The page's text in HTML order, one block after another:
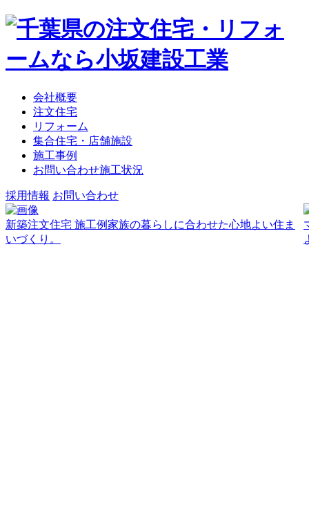
会社概要
注文住宅
リフォーム
集合住宅・店舗施設
施工事例
お問い合わせ施工状況
採用情報 お問い合わせ
新築注文住宅 施工例家族の暮らしに合わせた心地よい住ま
いづくり。